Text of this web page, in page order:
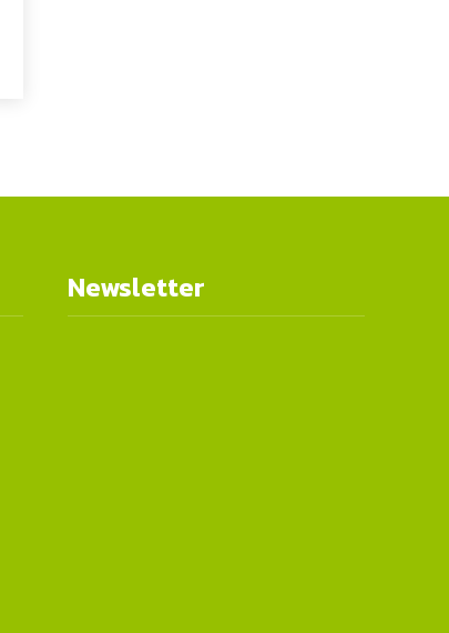
Newsletter